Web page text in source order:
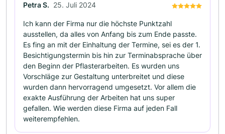
Petra S. 25. Juli 2024
Ich kann der Firma nur die höchste Punktzahl
ausstellen, da alles von Anfang bis zum Ende passte.
Es fing an mit der Einhaltung der Termine, sei es der 1.
Besichtigungstermin bis hin zur Terminabsprache über
den Beginn der Pflasterarbeiten. Es wurden uns
Vorschläge zur Gestaltung unterbreitet und diese
wurden dann hervorragend umgesetzt. Vor allem die
exakte Ausführung der Arbeiten hat uns super
gefallen. Wie werden diese Firma auf jeden Fall
weiterempfehlen.